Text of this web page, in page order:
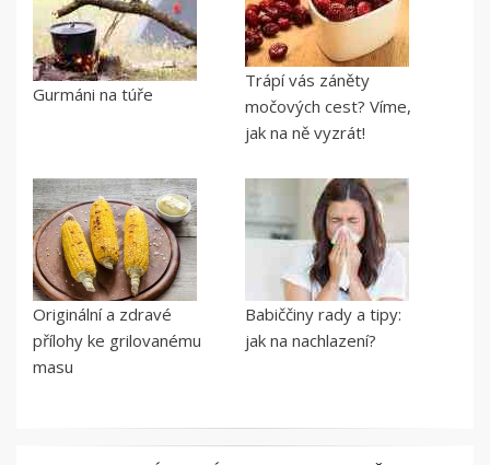
Gurmáni na túře
Trápí vás záněty
močových cest? Víme,
jak na ně vyzrát!
Originální a zdravé
přílohy ke grilovanému
masu
Babiččiny rady a tipy:
jak na nachlazení?